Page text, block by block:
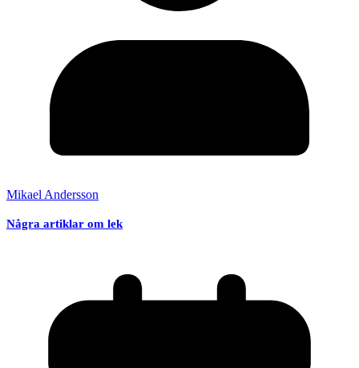
Mikael Andersson
Några artiklar om lek